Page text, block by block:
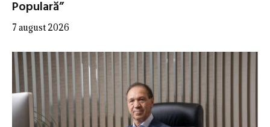
Populară”
7 august 2026